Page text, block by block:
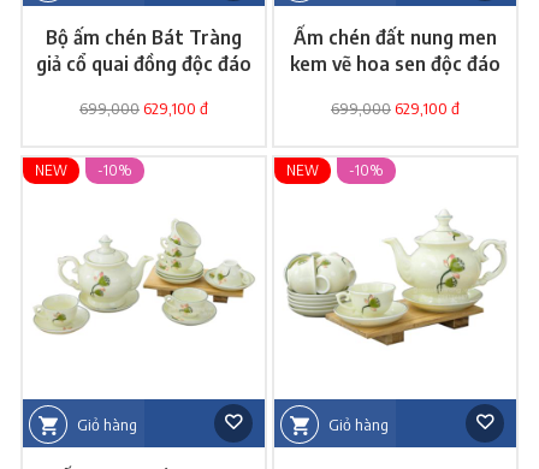
Bộ ấm chén Bát Tràng
giả cổ quai đồng độc đáo
699,000 629,100 đ
Ấm chén đất nung men
kem vẽ hoa sen độc đáo
699,000 629,100 đ
Giỏ hàng
NEW -10%
Giỏ hàng
NEW -10%